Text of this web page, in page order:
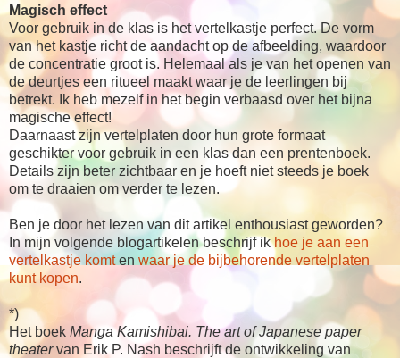
Magisch effect
Voor gebruik in de klas is het vertelkastje perfect. De vorm
van het kastje richt de aandacht op de afbeelding, waardoor
de concentratie groot is. Helemaal als je van het openen van
de deurtjes een ritueel maakt waar je de leerlingen bij
betrekt. Ik heb mezelf in het begin verbaasd over het bijna
magische effect!
Daarnaast zijn vertelplaten door hun grote formaat
geschikter voor gebruik in een klas dan een prentenboek.
Details zijn beter zichtbaar en je hoeft niet steeds je boek
om te draaien om verder te lezen.
Ben je door het lezen van dit artikel enthousiast geworden?
In mijn volgende blogartikelen beschrijf ikhoe je aan een
vertelkastje komten waar je de bijbehorende vertelplaten
kunt kopen.
*)
Het boek Manga Kamishibai. The art of Japanese paper
theatervan Erik P. Nash beschrijft de ontwikkeling van